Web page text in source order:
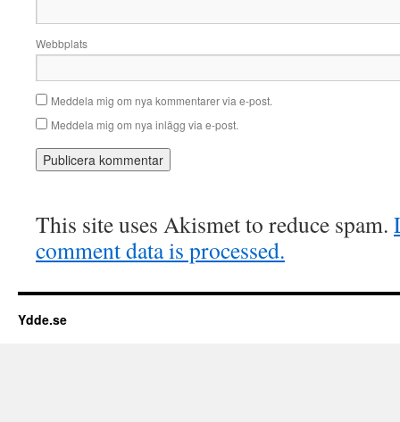
Webbplats
Meddela mig om nya kommentarer via e-post.
Meddela mig om nya inlägg via e-post.
This site uses Akismet to reduce spam.
comment data is processed.
Ydde.se